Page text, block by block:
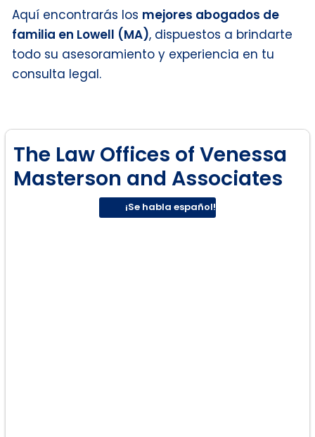
Aquí encontrarás los mejores abogados de
familia en Lowell (MA), dispuestos a brindarte
todo su asesoramiento y experiencia en tu
consulta legal.
The Law Offices of Venessa
Masterson and Associates
¡Se habla español!